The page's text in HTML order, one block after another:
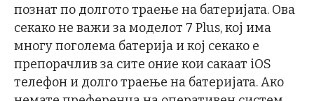
познат по долгото траење на батеријата. Ова
секако не важи за моделот 7 Plus, кој има
многу поголема батерија и кој секако е
препорачлив за сите оние кои сакаат iOS
телефон и долго траење на батеријата. Ако